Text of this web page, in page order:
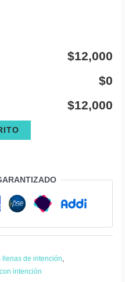
$12,000
$0
$12,000
llenas de intención,
intención